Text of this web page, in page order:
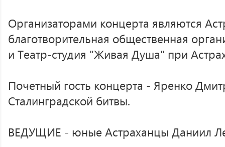
Организаторами концерта являются
благотворительная общественная
и Театр-студия "Живая Душа" при
Почетный гость концерта - Яренко
Сталинградской битвы.
ВЕДУЩИЕ - юные Астраханцы Даниил